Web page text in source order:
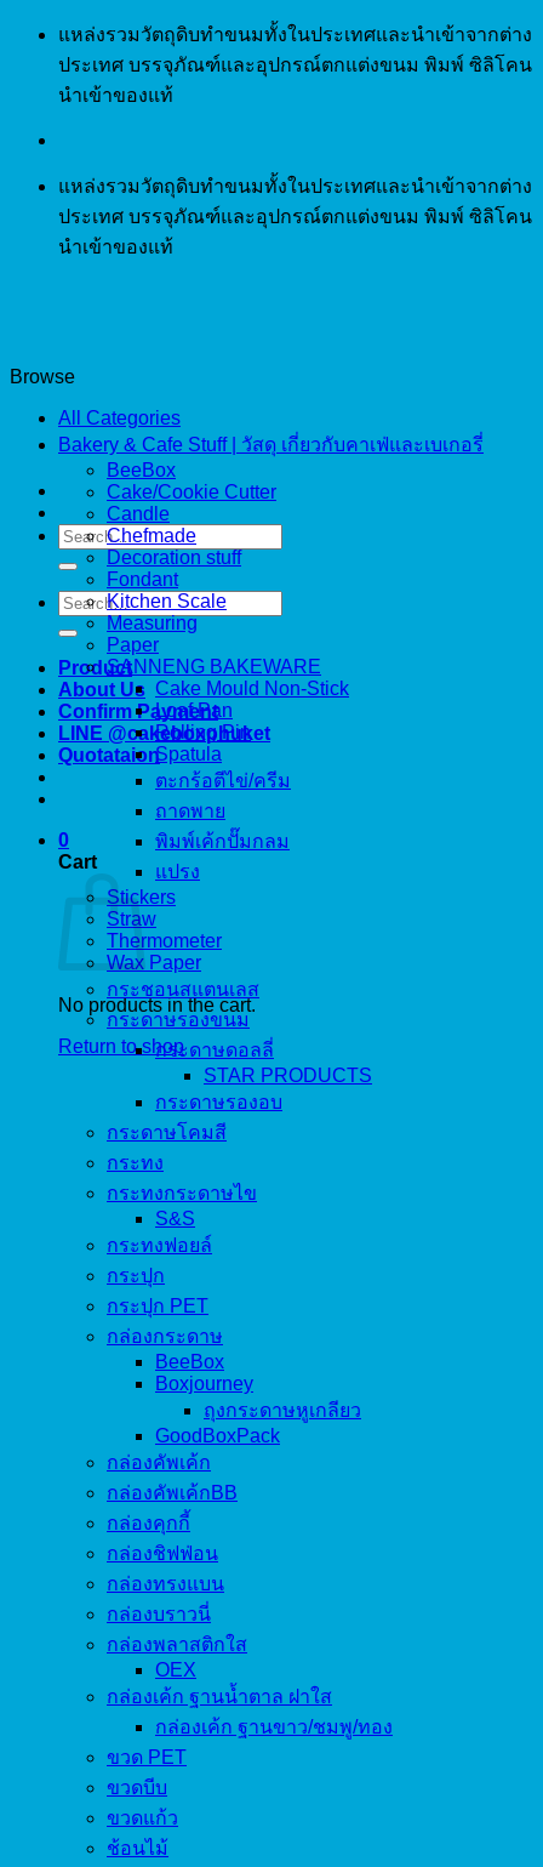
Skip
content
แหล่งรวมวัตถุดิบทำขนมทั้งในประเทศและนำเข้าจากต่าง
ประเทศ บรรจุภัณฑ์และอุปกรณ์ตกแต่งขนม พิมพ์ ซิลิโคน
นำเข้าของแท้
แหล่งรวมวัตถุดิบทำขนมทั้งในประเทศและนำเข้าจากต่าง
ประเทศ บรรจุภัณฑ์และอุปกรณ์ตกแต่งขนม พิมพ์ ซิลิโคน
นำเข้าของแท้
Search
for:
Search
for:
Product
About Us
Confirm Payment
LINE @cakeboxphuket
Quotataion
0
Cart
No products in the cart.
Return to shop
Browse
All Categories
Bakery & Cafe Stuff | วัสดุ เกี่ยวกับคาเฟ่และเบเกอรี่
BeeBox
Cake/Cookie Cutter
Candle
Chefmade
Decoration stuff
Fondant
Kitchen Scale
Measuring
Paper
SANNENG BAKEWARE
Cake Mould Non-Stick
Loaf Pan
Rolling Pin
Spatula
ตะกร้อตีไข่/ครีม
ถาดพาย
พิมพ์เค้กปั๊มกลม
แปรง
Stickers
Straw
Thermometer
Wax Paper
กระชอนสแตนเลส
กระดาษรองขนม
กระดาษดอลลี่
STAR PRODUCTS
กระดาษรองอบ
กระดาษโคมสี
กระทง
กระทงกระดาษไข
S&S
กระทงฟอยล์
กระปุก
กระปุก PET
กล่องกระดาษ
BeeBox
Boxjourney
ถุงกระดาษหูเกลียว
GoodBoxPack
กล่องคัพเค้ก
กล่องคัพเค้กBB
กล่องคุกกี้
กล่องชิฟฟ่อน
กล่องทรงแบน
กล่องบราวนี่
กล่องพลาสติกใส
OEX
กล่องเค้ก ฐานน้ำตาล ฝาใส
กล่องเค้ก ฐานขาว/ชมพู/ทอง
ขวด PET
ขวดบีบ
ขวดแก้ว
ช้อนไม้